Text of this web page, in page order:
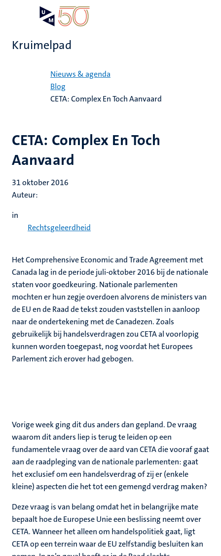
Kruimelpad
Nieuws & agenda
Blog
CETA: Complex En Toch Aanvaard
CETA: Complex En Toch
Aanvaard
31 oktober 2016
Auteur:
in
Rechtsgeleerdheid
Het Comprehensive Economic and Trade Agreement met
Canada lag in de periode juli-oktober 2016 bij de nationale
staten voor goedkeuring. Nationale parlementen
mochten er hun zegje overdoen alvorens de ministers van
de EU en de Raad de tekst zouden vaststellen in aanloop
naar de ondertekening met de Canadezen. Zoals
gebruikelijk bij handelsverdragen zou CETA al voorlopig
kunnen worden toegepast, nog voordat het Europees
Parlement zich erover had gebogen.
Vorige week ging dit dus anders dan gepland. De vraag
waarom dit anders liep is terug te leiden op een
fundamentele vraag over de aard van CETA die vooraf gaat
aan de raadpleging van de nationale parlementen: gaat
het exclusief om een handelsverdrag of zij er (enkele
kleine) aspecten die het tot een gemengd verdrag maken?
Deze vraag is van belang omdat het in belangrijke mate
bepaalt hoe de Europese Unie een beslissing neemt over
CETA. Wanneer het alleen om handelspolitiek gaat, ligt
CETA op een terrein waar de EU zelfstandig besluiten kan